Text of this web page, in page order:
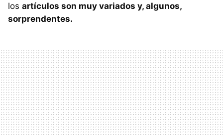
los artículos son muy variados y, algunos,
sorprendentes.